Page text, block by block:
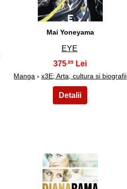
Mai Yoneyama
EYE
375,89
Manga ›x3E; Arta, cultura si biografii